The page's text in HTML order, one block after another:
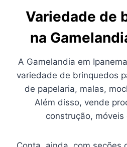
Variedade de
na
A Gamelandia em
variedade de brinquedos
de papelaria, malas,
Além disso, vende
construção, móveis